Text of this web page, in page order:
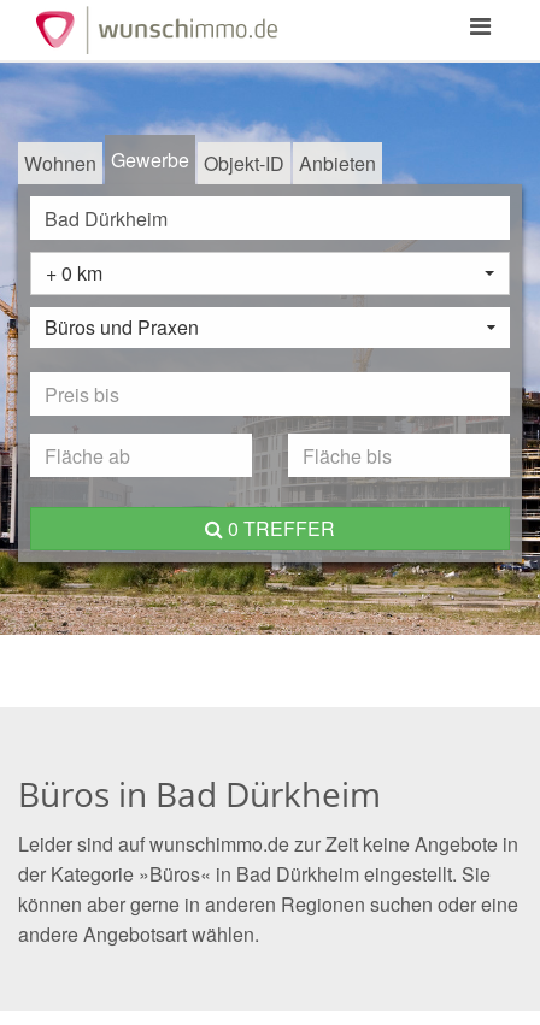
Toggle
Wohnen Gewerbe Objekt-ID Anbieten
+ 0 km
Büros und Praxen
0 TREFFER
Büros in Bad Dürkheim
Leider sind auf wunschimmo.de zur Zeit keine Angebote in
der Kategorie »Büros« in Bad Dürkheim eingestellt. Sie
können aber gerne in anderen Regionen suchen oder eine
andere Angebotsart wählen.